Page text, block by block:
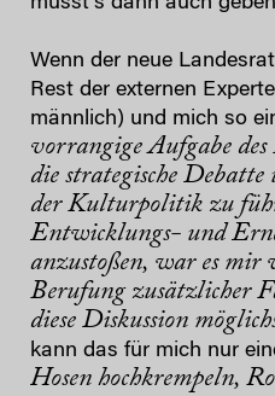
Wenn der neue
Rest der externen
männlich) und mich so
vorrangige Aufgabe
die strategische
der Kulturpolitik zu
Entwicklungs- und
anzustoßen, war es mir
Berufung zusätzlicher
diese Diskussion
kann das für mich nur
Hosen hochkrempeln,